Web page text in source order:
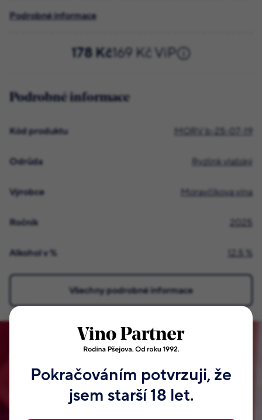
Podrobné informace
178 Kč169 Kč ViP
Podrobné informace
Kód produktu MORV b-25-07-19
Odrůda Ryzlink vlašský
Výrobce Moravčíkova vína
Ročník 2025
Alkohol v % 12.5 %
Všechny podrobné informace
Vymysleli jsme pro vás VIP klub naší rodiny Pšejových.
Tyhle odměny, které najdete jen u nás. Jsou od našeho táty
Pokračováním potvrzuji, že
jsem starší 18 let.